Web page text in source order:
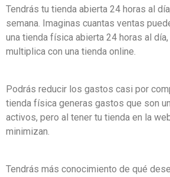
Tendrás tu tienda abierta 24 horas al
semana. Imaginas cuantas ventas
una tienda física abierta 24 horas al
multiplica con una tienda online.
Podrás reducir los gastos casi por
tienda física generas gastos que son
activos, pero al tener tu tienda en la
minimizan.
Tendrás más conocimiento de qué